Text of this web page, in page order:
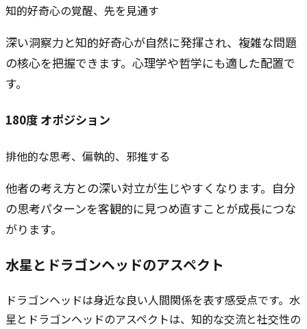
知的好奇心の覚醒、先を見通す
深い洞察力と知的好奇心が自然に発揮され、複雑な問題
の核心を把握できます。心理学や哲学にも適した配置で
す。
180度 オポジション
排他的な思考、偏執的、邪推する
他者の考え方との深い対立が生じやすくなります。自分
の思考パターンを客観的に見つめ直すことが成長につな
がります。
水星と ドラゴンヘッドのアスペクト
ドラゴンヘッドは身近な良い人間関係を表す感受点です。水
星とドラゴンヘッドのアスペクトは、知的な交流と社交性の